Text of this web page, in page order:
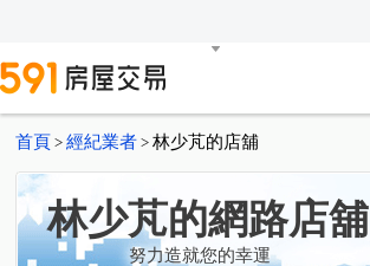
首頁 > 經紀業者 > 林少芃的店舖
林少芃的網路店舖
努力造就您的幸運